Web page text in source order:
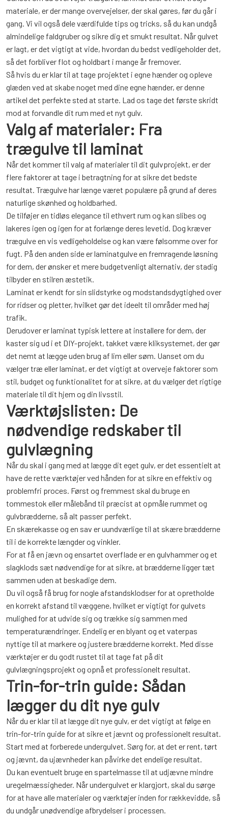
materiale, er der mange overvejelser, der skal gøres, før du går i
gang. Vi vil også dele værdifulde tips og tricks, så du kan undgå
almindelige faldgruber og sikre dig et smukt resultat. Når gulvet
er lagt, er det vigtigt at vide, hvordan du bedst vedligeholder det,
så det forbliver flot og holdbart i mange år fremover.
Så hvis du er klar til at tage projektet i egne hænder og opleve
glæden ved at skabe noget med dine egne hænder, er denne
artikel det perfekte sted at starte. Lad os tage det første skridt
mod at forvandle dit rum med et nyt gulv.
Valg af materialer: Fra
trægulve til laminat
Når det kommer til valg af materialer til dit gulvprojekt, er der
flere faktorer at tage i betragtning for at sikre det bedste
resultat. Trægulve har længe været populære på grund af deres
naturlige skønhed og holdbarhed.
De tilføjer en tidløs elegance til ethvert rum og kan slibes og
lakeres igen og igen for at forlænge deres levetid. Dog kræver
trægulve en vis vedligeholdelse og kan være følsomme over for
fugt. På den anden side er laminatgulve en fremragende løsning
for dem, der ønsker et mere budgetvenligt alternativ, der stadig
tilbyder en stilren æstetik.
Laminat er kendt for sin slidstyrke og modstandsdygtighed over
for ridser og pletter, hvilket gør det ideelt til områder med høj
trafik.
Derudover er laminat typisk lettere at installere for dem, der
kaster sig ud i et DIY-projekt, takket være kliksystemet, der gør
det nemt at lægge uden brug af lim eller søm. Uanset om du
vælger træ eller laminat, er det vigtigt at overveje faktorer som
stil, budget og funktionalitet for at sikre, at du vælger det rigtige
materiale til dit hjem og din livsstil.
Værktøjslisten: De
nødvendige redskaber til
gulvlægning
Når du skal i gang med at lægge dit eget gulv, er det essentielt at
have de rette værktøjer ved hånden for at sikre en effektiv og
problemfri proces. Først og fremmest skal du bruge en
tommestok eller målebånd til præcist at opmåle rummet og
gulvbrædderne, så alt passer perfekt.
En skærekasse og en sav er uundværlige til at skære brædderne
til i de korrekte længder og vinkler.
For at få en jævn og ensartet overflade er en gulvhammer og et
slagklods sæt nødvendige for at sikre, at brædderne ligger tæt
sammen uden at beskadige dem.
Du vil også få brug for nogle afstandsklodser for at opretholde
en korrekt afstand til væggene, hvilket er vigtigt for gulvets
mulighed for at udvide sig og trække sig sammen med
temperaturændringer. Endelig er en blyant og et vaterpas
nyttige til at markere og justere brædderne korrekt. Med disse
værktøjer er du godt rustet til at tage fat på dit
gulvlægningsprojekt og opnå et professionelt resultat.
Trin-for-trin guide: Sådan
lægger du dit nye gulv
Når du er klar til at lægge dit nye gulv, er det vigtigt at følge en
trin-for-trin guide for at sikre et jævnt og professionelt resultat.
Start med at forberede undergulvet. Sørg for, at det er rent, tørt
og jævnt, da ujævnheder kan påvirke det endelige resultat.
Du kan eventuelt bruge en spartelmasse til at udjævne mindre
uregelmæssigheder. Når undergulvet er klargjort, skal du sørge
for at have alle materialer og værktøjer inden for rækkevidde, så
du undgår unødvendige afbrydelser i processen.